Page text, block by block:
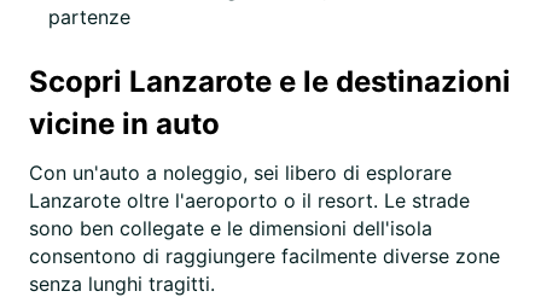
partenze
Scopri Lanzarote e le destinazioni
vicine in auto
Con un'auto a noleggio, sei libero di esplorare
Lanzarote oltre l'aeroporto o il resort. Le strade
sono ben collegate e le dimensioni dell'isola
consentono di raggiungere facilmente diverse zone
senza lunghi tragitti.